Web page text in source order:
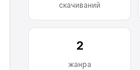
скачиваний
2
жанра